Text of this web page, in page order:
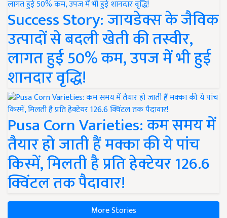
Success Story: जायडेक्स के जैविक
उत्पादों से बदली खेती की तस्वीर,
लागत हुई 50% कम, उपज में भी हुई
शानदार वृद्धि!
Pusa Corn Varieties: कम समय में
तैयार हो जाती हैं मक्का की ये पांच
किस्में, मिलती है प्रति हेक्टेयर 126.6
क्विंटल तक पैदावार!
More Stories